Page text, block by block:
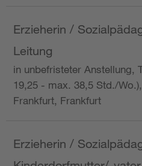
Erzieherin /
Leitung
in unbefristeter Anstellung,
19,25 - max. 38,5 Std./
Frankfurt, Frankfurt
Erzieherin /